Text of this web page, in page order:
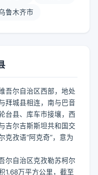
鲁木齐市
吾尔自治区西部，地处
拜城县相连，南与巴音
台县、库车市接壤，西
吉尔吉斯斯坦共和国交
克孜语“阿克奇”，意为
尔自治区克孜勒苏柯尔
1.68万平方公里，截至